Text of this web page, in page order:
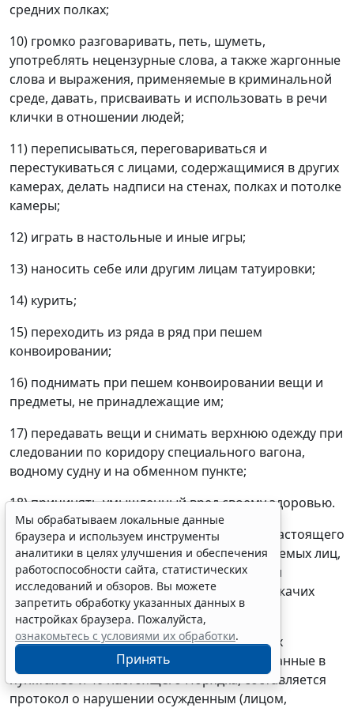
средних полках;
10) громко разговаривать, петь, шуметь,
употреблять нецензурные слова, а также жаргонные
слова и выражения, применяемые в криминальной
среде, давать, присваивать и использовать в речи
клички в отношении людей;
11) переписываться, переговариваться и
перестукиваться с лицами, содержащимися в других
камерах, делать надписи на стенах, полках и потолке
камеры;
12) играть в настольные и иные игры;
13) наносить себе или другим лицам татуировки;
14) курить;
15) переходить из ряда в ряд при пешем
конвоировании;
16) поднимать при пешем конвоировании вещи и
предметы, не принадлежащие им;
17) передавать вещи и снимать верхнюю одежду при
следовании по коридору специального вагона,
водному судну и на обменном пункте;
18) причинять умышленный вред своему здоровью.
41. Требование подпунктов 3, 5 пункта 39 настоящего
Порядка не распространяется на конвоируемых лиц,
являющихся инвалидами с ограниченными
возможностями передвижения, а также лежачих
больных осужденных.
42. На конвоируемых лиц, не выполняющих
обязанности и нарушающих запреты, указанные в
пунктах 39 и 40 настоящего Порядка, составляется
протокол о нарушении осужденным (лицом,
Мы обрабатываем локальные данные
браузера и используем инструменты
аналитики в целях улучшения и обеспечения
работоспособности сайта, статистических
исследований и обзоров. Вы можете
запретить обработку указанных данных в
настройках браузера. Пожалуйста,
ознакомьтесь с условиями их обработки.
Принять